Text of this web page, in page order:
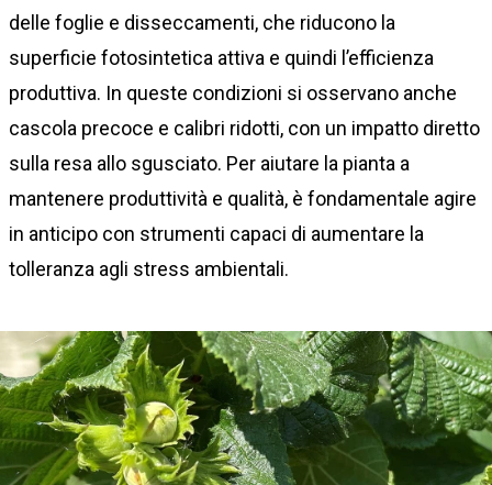
delle foglie e disseccamenti, che riducono la
superficie fotosintetica attiva e quindi l’efficienza
produttiva. In queste condizioni si osservano anche
cascola precoce e calibri ridotti, con un impatto diretto
sulla resa allo sgusciato. Per aiutare la pianta a
mantenere produttività e qualità, è fondamentale agire
in anticipo con strumenti capaci di aumentare la
tolleranza agli stress ambientali.